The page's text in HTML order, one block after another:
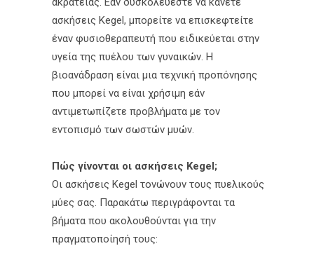
ασκήσεις Kegel, μπορείτε να επισκεφτείτε
έναν φυσιοθεραπευτή που ειδικεύεται στην
υγεία της πυέλου των γυναικών. Η
βιοανάδραση είναι μια τεχνική προπόνησης
που μπορεί να είναι χρήσιμη εάν
αντιμετωπίζετε προβλήματα με τον
εντοπισμό των σωστών μυών.
Πώς γίνονται οι ασκήσεις Kegel;
Οι ασκήσεις Kegel τονώνουν τους πυελικούς
μύες σας. Παρακάτω περιγράφονται τα
βήματα που ακολουθούνται για την
πραγματοποίησή τους: